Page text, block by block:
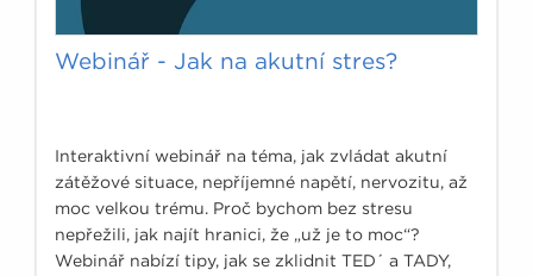
Webinář - Jak na akutní stres?
Interaktivní webinář na téma, jak zvládat akutní
zátěžové situace, nepříjemné napětí, nervozitu, až
moc velkou trému. Proč bychom bez stresu
nepřežili, jak najít hranici, že „už je to moc“?
Webinář nabízí tipy, jak se zklidnit TED´ a TADY,